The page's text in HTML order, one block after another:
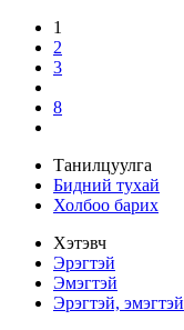
1
2
3
8
Танилцуулга
Бидний тухай
Холбоо барих
Хэтэвч
Эрэгтэй
Эмэгтэй
Эрэгтэй, эмэгтэй